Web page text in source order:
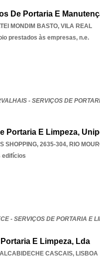
De Portaria E
MONDIM BASTO, VILA REAL
prestados às empresas, n.e.
- SERVIÇOS DE
Portaria E Limpeza,
SHOPPING, 2635-304, RIO
edifícios
- SERVIÇOS DE PORTARIA E
E Limpeza, Lda
ALCABIDECHE CASCAIS, LISBOA